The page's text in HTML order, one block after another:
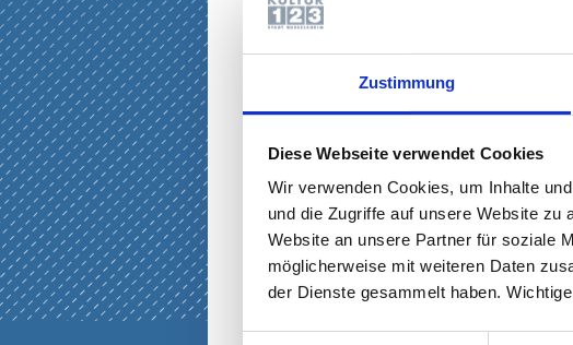
Zustimmung
Diese Webseite verwendet Cookies
Wir verwenden Cookies, um Inhalte
und die Zugriffe auf unsere Website zu
Website an unsere Partner für soziale
möglicherweise mit weiteren Daten
der Dienste gesammelt haben.